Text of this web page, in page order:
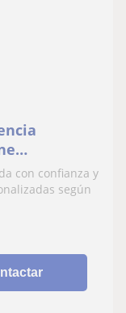
con confianza y
según